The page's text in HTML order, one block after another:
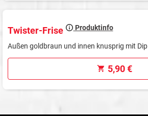
Twister-Frise Produktinfo
Außen goldbraun und innen knusprig mit Dip
5,90 €